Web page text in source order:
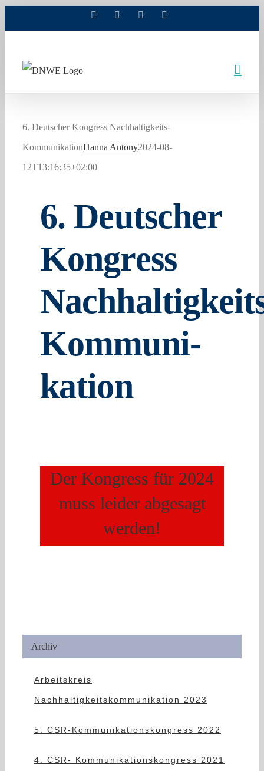
Facebook
6. Deutscher Kongress Nachhaltigkeits-
KommunikationHanna Antony2024-08-
12T13:16:35+02:00
6. Deutscher
Kongress
Kommuni­­
kation
Der Kongress für 2024
muss leider abgesagt
werden!
Archiv
Arbeitskreis
Nachhaltigkeitskommunikation 2023
5. CSR-Kommunikationskongress 2022
4. CSR- Kommunikationskongress 2021